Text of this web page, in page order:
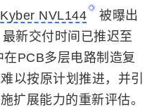
Kyber NVL144
被曝出
新交付时间已推迟至
PCB多层电路制造复
以按原计划推进，并引
扩展能力的重新评估。